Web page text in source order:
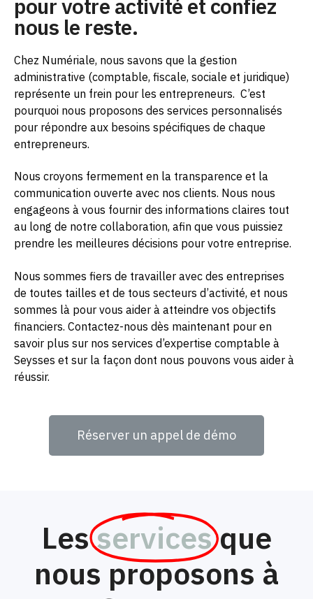
pour votre activité et confiez
nous le reste.
Chez Numériale, nous savons que la gestion
administrative (comptable, fiscale, sociale et juridique)
représente un frein pour les entrepreneurs. C’est
pourquoi nous proposons des services personnalisés
pour répondre aux besoins spécifiques de chaque
entrepreneurs.
Nous croyons fermement en la transparence et la
communication ouverte avec nos clients. Nous nous
engageons à vous fournir des informations claires tout
au long de notre collaboration, afin que vous puissiez
prendre les meilleures décisions pour votre entreprise.
Nous sommes fiers de travailler avec des entreprises
de toutes tailles et de tous secteurs d’activité, et nous
sommes là pour vous aider à atteindre vos objectifs
financiers. Contactez-nous dès maintenant pour en
savoir plus sur nos services d’expertise comptable à
Seysses et sur la façon dont nous pouvons vous aider à
réussir.
Réserver un appel de démo
Lesservices que
nous proposons à